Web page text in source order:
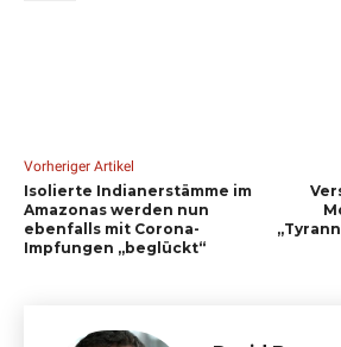
Vorheriger Artikel
Isolierte Indianerstämme im
Amazonas werden nun
ebenfalls mit Corona-
Impfungen „beglückt“